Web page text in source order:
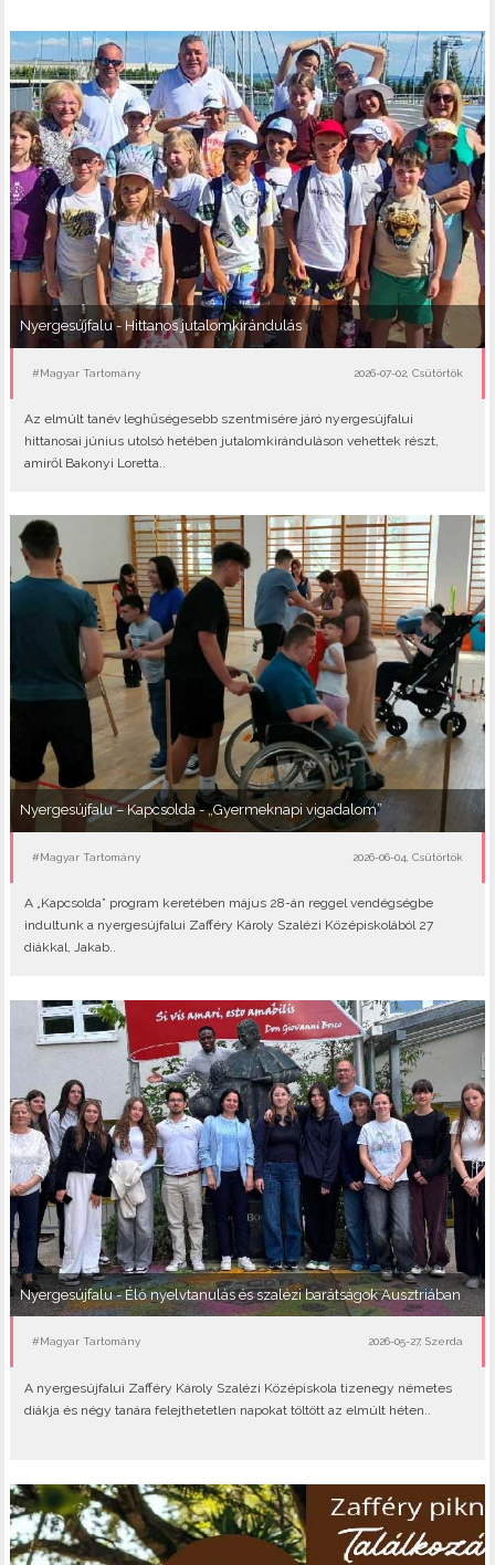
Nyergesújfalu - Hittanos jutalomkirándulás
#Magyar Tartomány 2026-07-02, Csütörtök
Az elmúlt tanév leghűségesebb szentmisére járó nyergesújfalui
hittanosai június utolsó hetében jutalomkiránduláson vehettek részt,
amiről Bakonyi Loretta..
Nyergesújfalu – Kapcsolda - „Gyermeknapi vigadalom”
#Magyar Tartomány 2026-06-04, Csütörtök
A „Kapcsolda” program keretében május 28-án reggel vendégségbe
indultunk a nyergesújfalui Zafféry Károly Szalézi Középiskolából 27
diákkal, Jakab..
Nyergesújfalu - Élő nyelvtanulás és szalézi barátságok Ausztriában
#Magyar Tartomány 2026-05-27, Szerda
A nyergesújfalui Zafféry Károly Szalézi Középiskola tizenegy németes
diákja és négy tanára felejthetetlen napokat töltött az elmúlt héten..